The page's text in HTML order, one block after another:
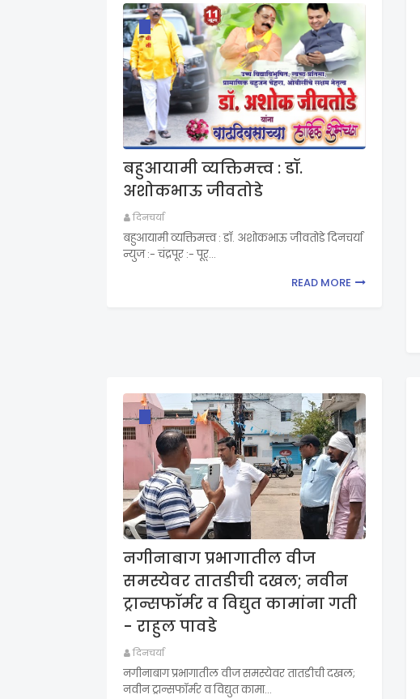
बहुआयामी व्यक्तिमत्त्व : डॉ.
अशोकभाऊ जीवतोडे
दिनचर्या
बहुआयामी व्यक्तिमत्त्व : डॉ. अशोकभाऊ जीवतोडे दिनचर्या
न्युज :- चंद्रपूर :- पूर्…
READ MORE
नगीनाबाग प्रभागातील वीज
समस्येवर तातडीची दखल; नवीन
ट्रान्सफॉर्मर व विद्युत कामांना गती
- राहुल पावडे
दिनचर्या
नगीनाबाग प्रभागातील वीज समस्येवर तातडीची दखल;
नवीन ट्रान्सफॉर्मर व विद्युत कामा…